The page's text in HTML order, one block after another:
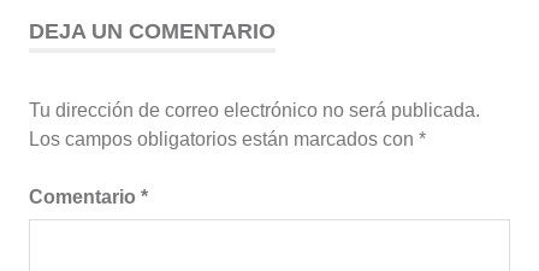
DEJA UN COMENTARIO
Tu dirección de correo electrónico no será publicada.
Los campos obligatorios están marcados con *
Comentario *